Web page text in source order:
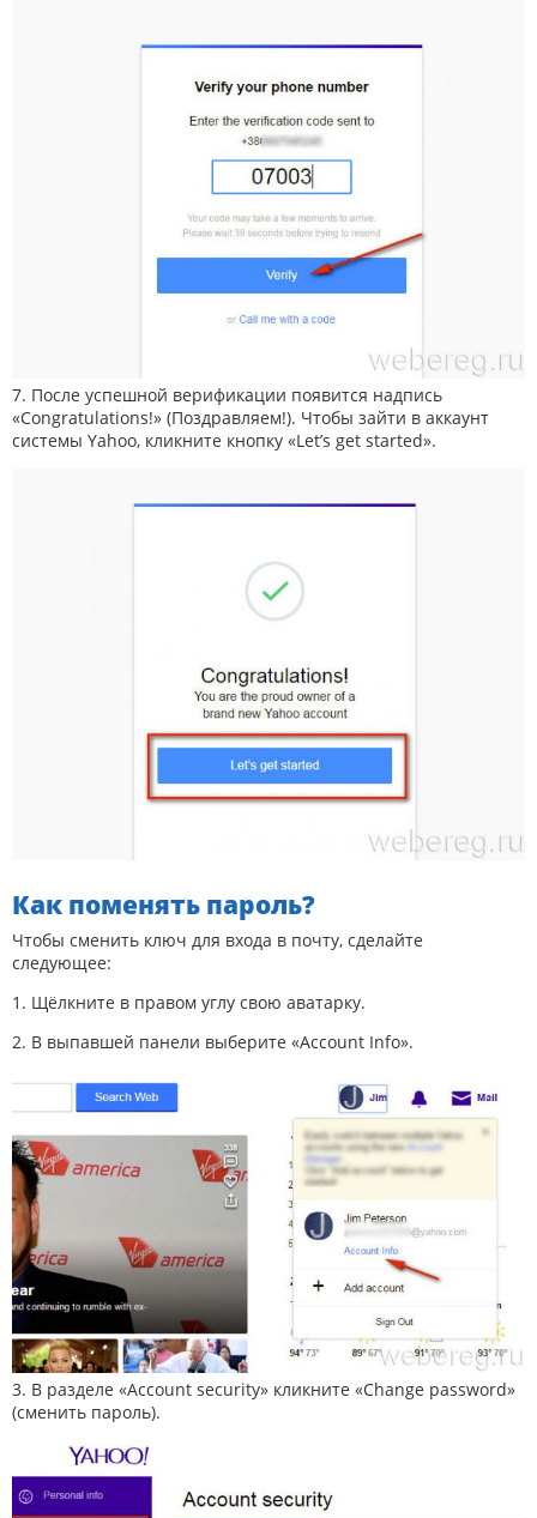
7. После успешной верификации появится надпись
«Congratulations!» (Поздравляем!). Чтобы зайти в аккаунт
системы Yahoo, кликните кнопку «Let’s get started».
Как поменять пароль?
Чтобы сменить ключ для входа в почту, сделайте
следующее:
1. Щёлкните в правом углу свою аватарку.
2. В выпавшей панели выберите «Account Info».
3. В разделе «Account security» кликните «Change password»
(сменить пароль).